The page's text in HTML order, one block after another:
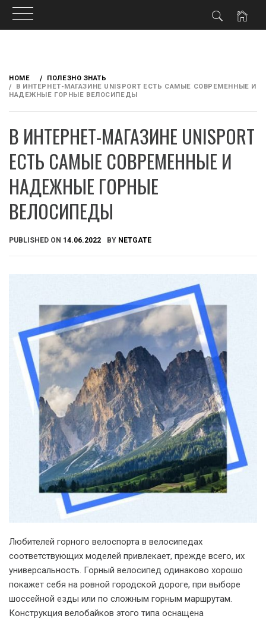
content
HOME
ПОЛЕЗНО ЗНАТЬ
В ИНТЕРНЕТ-МАГАЗИНЕ UNISPORT ЕСТЬ САМЫЕ СОВРЕМЕННЫЕ И
НАДЕЖНЫЕ ГОРНЫЕ ВЕЛОСИПЕДЫ
В ИНТЕРНЕТ-МАГАЗИНЕ UNISPORT
ЕСТЬ САМЫЕ СОВРЕМЕННЫЕ И
НАДЕЖНЫЕ ГОРНЫЕ
ВЕЛОСИПЕДЫ
PUBLISHED ON 14.06.2022 BY NETGATE
Любителей горного велоспорта в велосипедах
соответствующих моделей привлекает, прежде всего, их
универсальность. Горный велосипед одинаково хорошо
покажет себя на ровной городской дороге, при выборе
шоссейной езды или по сложным горным маршрутам.
Конструкция велобайков этого типа оснащена